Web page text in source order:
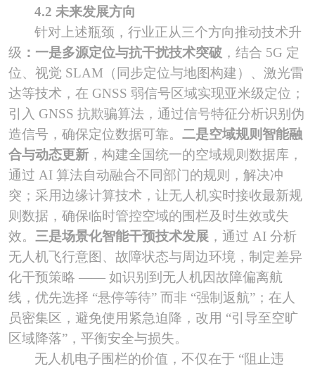
4.2 未来发展方向
针对上述瓶颈，行业正从三个方向推动技术升
级 ：一是多源定位与抗干扰技术突破 ，结合 5G 定
位、视觉 SLAM（同步定位与地图构建）、激光雷
达等技术，在 GNSS 弱信号区域实现亚米级定位；
引入 GNSS 抗欺骗算法，通过信号特征分析识别伪
造信号，确保定位数据可靠。 二是空域规则智能融
合与动态更新 ，构建全国统一的空域规则数据库，
通过 AI 算法自动融合不同部门的规则，解决冲
突；采用边缘计算技术，让无人机实时接收最新规
则数据，确保临时管控空域的围栏及时生效或失
效。 三是场景化智能干预技术发展 ，通过 AI 分析
无人机飞行意图、故障状态与周边环境，制定差异
化干预策略 —— 如识别到无人机因故障偏离航
线，优先选择 “悬停等待” 而非 “强制返航”；在人
员密集区，避免使用紧急迫降，改用 “引导至空旷
区域降落”，平衡安全与损失。
无人机电子围栏的价值，不仅在于 “阻止违